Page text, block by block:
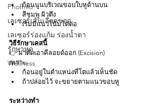
Phofhilo
เลเซอร์เส้นเลือดขอด
เลเซอร์ร่องแก้ม ร่องนํ้าตา
รักษาหูด
Wellness
ก้อนนูนบริเวณขอบใบหูด้านบน
สีชมพู ผิวตึง
เริ่มมีแนวโน้มโตต่อ
วิธีรักษาเคสนี้
👉 ผ่าตัดเอาคีลอยด์ออก (Excision)
เพราะ:
ก้อนอยู่ในตำแหน่งที่โตแล้วเห็นชัด
ถ้าปล่อยไว้ จะขยายตามแนวขอบหู
ระหว่างทำ